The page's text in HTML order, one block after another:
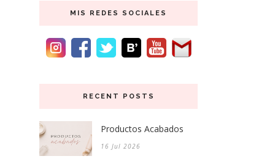
MIS REDES SOCIALES
RECENT POSTS
Productos Acabados
16 Jul 2026